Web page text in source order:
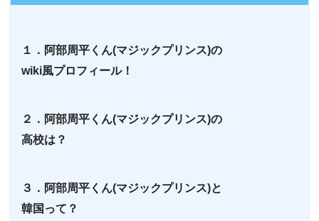
１．阿部周平くん(マジックプリンス)の
wiki風プロフィール！
２．阿部周平くん(マジックプリンス)の
高校は？
３．阿部周平くん(マジックプリンス)と
韓国って？